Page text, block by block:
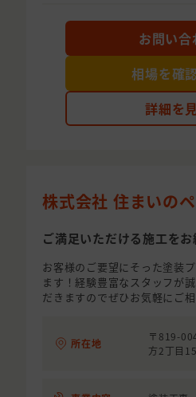
詳細を
お問い合
相場を確
株式会社 住まいの
ご満足いただける施工をお
お客様のご要望にそった塗装
ます！経験豊富なスタッフが
だきますのでぜひお気軽にご相
所在地
〒819-
方2丁目